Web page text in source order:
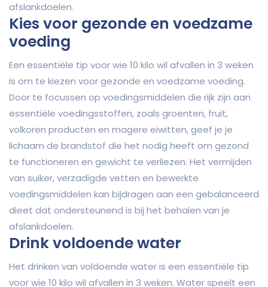
afslankdoelen.
Kies voor gezonde en voedzame
voeding
Een essentiële tip voor wie 10 kilo wil afvallen in 3 weken
is om te kiezen voor gezonde en voedzame voeding.
Door te focussen op voedingsmiddelen die rijk zijn aan
essentiële voedingsstoffen, zoals groenten, fruit,
volkoren producten en magere eiwitten, geef je je
lichaam de brandstof die het nodig heeft om gezond
te functioneren en gewicht te verliezen. Het vermijden
van suiker, verzadigde vetten en bewerkte
voedingsmiddelen kan bijdragen aan een gebalanceerd
dieet dat ondersteunend is bij het behalen van je
afslankdoelen.
Drink voldoende water
Het drinken van voldoende water is een essentiële tip
voor wie 10 kilo wil afvallen in 3 weken. Water speelt een